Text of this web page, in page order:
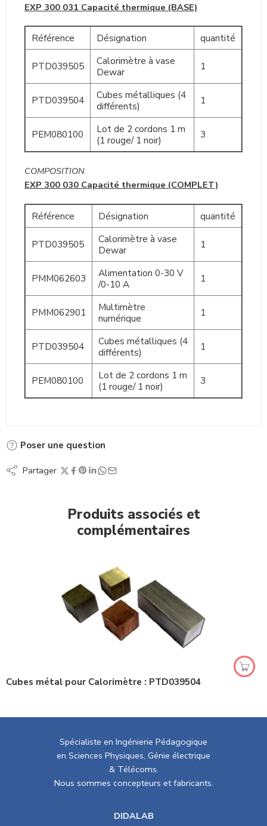
EXP 300 031 Capacité thermique (BASE)
Référence Désignation quantité
PTD039505
Calorimètre à vase
Dewar
1
PTD039504
Cubes métalliques (4
différents)
1
PEM080100
Lot de 2 cordons 1 m
(1 rouge/ 1 noir)
3
COMPOSITION
EXP 300 030 Capacité thermique (COMPLET)
Référence Désignation quantité
PTD039505
Calorimètre à vase
Dewar
1
PMM062603
Alimentation 0-30 V
/0-10 A
1
PMM062901
Multimètre
numérique
1
PTD039504
Cubes métalliques (4
différents)
1
PEM080100
Lot de 2 cordons 1 m
(1 rouge/ 1 noir)
3
Poser une question
Partager
Produits associés et
complémentaires
Cubes métal pour Calorimètre : PTD039504
Spécialiste en Ingénierie Pédagogique
en Sciences Physiques, Génie électrique
& Télécoms.
Nous sommes concepteurs et fabricants.
DIDALAB